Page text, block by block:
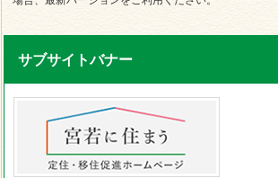
サブサイトバナー